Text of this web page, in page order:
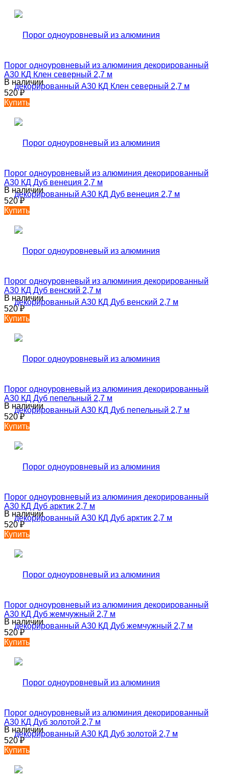
Порог одноуровневый из алюминия декорированный
А30 КД Клен северный 2,7 м
В наличии
520₽
Купить
Порог одноуровневый из алюминия декорированный
А30 КД Дуб венеция 2,7 м
В наличии
520₽
Купить
Порог одноуровневый из алюминия декорированный
А30 КД Дуб венский 2,7 м
В наличии
520₽
Купить
Порог одноуровневый из алюминия декорированный
А30 КД Дуб пепельный 2,7 м
В наличии
520₽
Купить
Порог одноуровневый из алюминия декорированный
А30 КД Дуб арктик 2,7 м
В наличии
520₽
Купить
Порог одноуровневый из алюминия декорированный
А30 КД Дуб жемчужный 2,7 м
В наличии
520₽
Купить
Порог одноуровневый из алюминия декорированный
А30 КД Дуб золотой 2,7 м
В наличии
520₽
Купить